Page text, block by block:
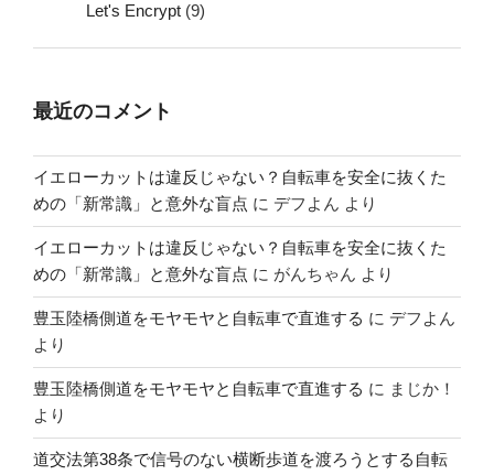
Let's Encrypt (9)
最近のコメント
イエローカットは違反じゃない？自転車を安全に抜くた
めの「新常識」と意外な盲点 に デフよん より
イエローカットは違反じゃない？自転車を安全に抜くた
めの「新常識」と意外な盲点 に がんちゃん より
豊玉陸橋側道をモヤモヤと自転車で直進する に デフよん
より
豊玉陸橋側道をモヤモヤと自転車で直進する に まじか！
より
道交法第38条で信号のない横断歩道を渡ろうとする自転